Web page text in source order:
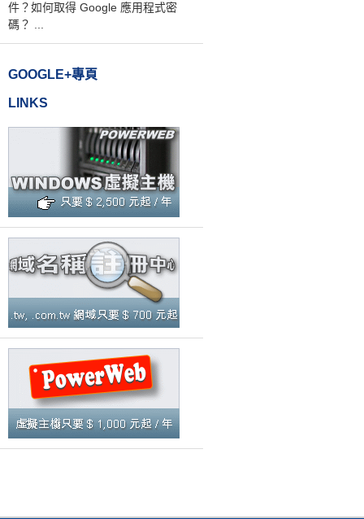
件？如何取得 Google 應用程式密
碼？ ...
GOOGLE+專頁
LINKS